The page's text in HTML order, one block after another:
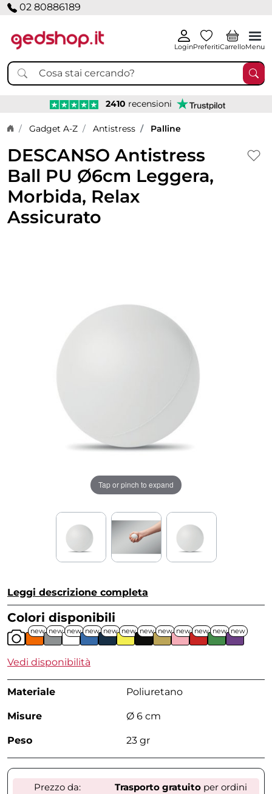
02 80886189
LoginPreferitiCarrelloMenu
2410 recensioni
Home page
Gadget A-Z Antistress Palline
DESCANSO Antistress
Ball PU Ø6cm Leggera,
Morbida, Relax
Assicurato
Tap or pinch to expand
Leggi descrizione completa
Colori disponibili
new new new new new new new new new new new new
Vedi disponibilità
Materiale Poliuretano
Misure Ø 6 cm
Peso 23 gr
Prezzo da:
Trasporto gratuitoper ordini